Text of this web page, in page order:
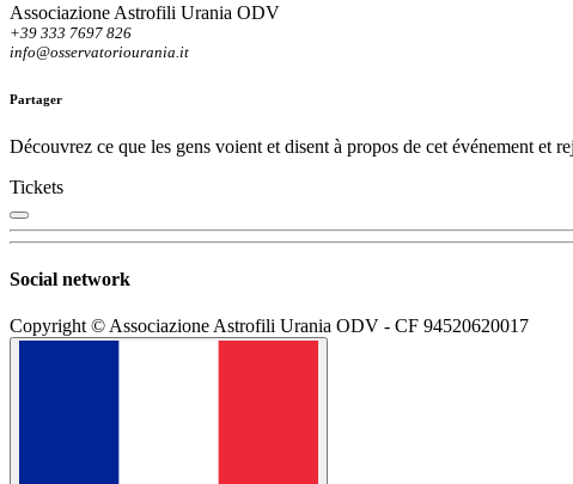
Associazione Astrofili Urania ODV
+39 333 7697 826
info@osservatoriourania.it
Partager
Découvrez ce que les gens voient et disent à propos de cet événement et
Tickets
Social network
Copyright © Associazione Astrofili Urania ODV - CF 94520620017